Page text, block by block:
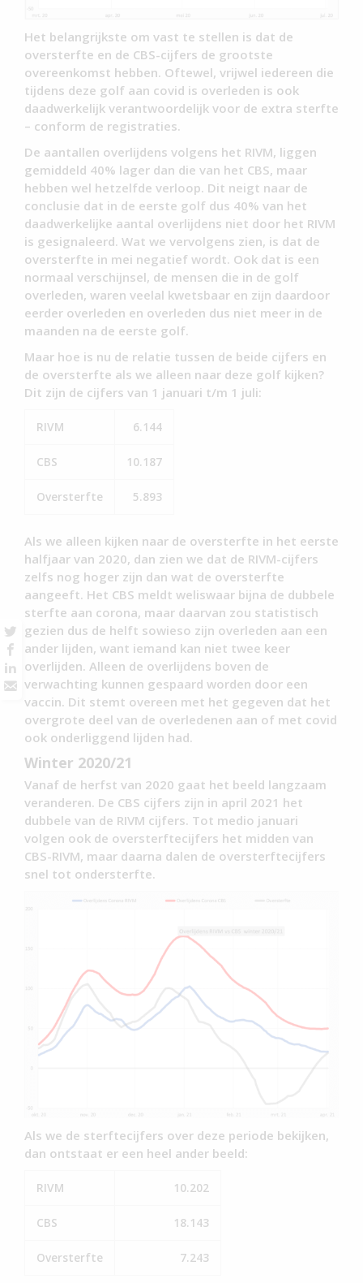
Het belangrijkste om vast te stellen is dat de
oversterfte en de CBS-cijfers de grootste
overeenkomst hebben. Oftewel, vrijwel iedereen die
tijdens deze golf aan covid is overleden is ook
daadwerkelijk verantwoordelijk voor de extra sterfte
– conform de registraties.
De aantallen overlijdens volgens het RIVM, liggen
gemiddeld 40% lager dan die van het CBS, maar
hebben wel hetzelfde verloop. Dit neigt naar de
conclusie dat in de eerste golf dus 40% van het
daadwerkelijke aantal overlijdens niet door het RIVM
is gesignaleerd. Wat we vervolgens zien, is dat de
oversterfte in mei negatief wordt. Ook dat is een
normaal verschijnsel, de mensen die in de golf
overleden, waren veelal kwetsbaar en zijn daardoor
eerder overleden en overleden dus niet meer in de
maanden na de eerste golf.
Maar hoe is nu de relatie tussen de beide cijfers en
de oversterfte als we alleen naar deze golf kijken?
Dit zijn de cijfers van 1 januari t/m 1 juli:
RIVM 6.144
CBS 10.187
Oversterfte 5.893
Als we alleen kijken naar de oversterfte in het eerste
halfjaar van 2020, dan zien we dat de RIVM-cijfers
zelfs nog hoger zijn dan wat de oversterfte
aangeeft. Het CBS meldt weliswaar bijna de dubbele
sterfte aan corona, maar daarvan zou statistisch
gezien dus de helft sowieso zijn overleden aan een
ander lijden, want iemand kan niet twee keer
overlijden. Alleen de overlijdens boven de
verwachting kunnen gespaard worden door een
vaccin. Dit stemt overeen met het gegeven dat het
overgrote deel van de overledenen aan of met covid
ook onderliggend lijden had.
Winter 2020/21
Vanaf de herfst van 2020 gaat het beeld langzaam
veranderen. De CBS cijfers zijn in april 2021 het
dubbele van de RIVM cijfers. Tot medio januari
volgen ook de oversterftecijfers het midden van
CBS-RIVM, maar daarna dalen de oversterftecijfers
snel tot ondersterfte.
Als we de sterftecijfers over deze periode bekijken,
dan ontstaat er een heel ander beeld:
RIVM 10.202
CBS 18.143
Oversterfte 7.243